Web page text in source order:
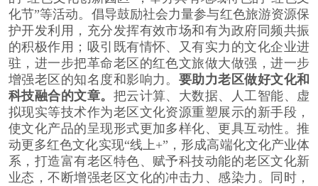
化节”等活动。倡导鼓励社会力量参与红色旅游资源保
护开发利用，充分发挥有效市场和有为政府同频共振
的积极作用；吸引既有情怀、又有实力的文化企业进
驻，进一步把革命老区的红色文旅做大做强，进一步
增强老区的知名度和影响力。 要助力老区做好文化和
科技融合的文章。 把云计算、大数据、人工智能、虚
拟现实等技术作为老区文化资源重塑展示的新手段，
使文化产品的呈现形式更加多样化、更具互动性。推
动更多红色文化实现“线上+”，形成高端化文化产业体
系，打造富有老区特色、赋予科技动能的老区文化新
业态，不断增强老区文化的冲击力、感染力。同时，